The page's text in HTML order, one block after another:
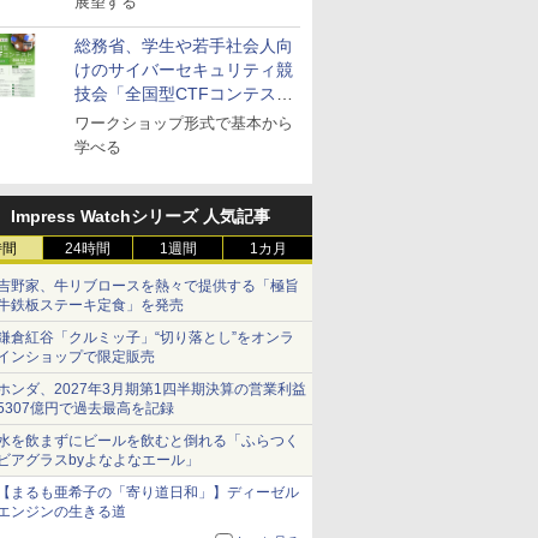
総務省、学生や若手社会人向
けのサイバーセキュリティ競
技会「全国型CTFコンテス
ト」を10月に開催、参加受付
中
ワークショップ形式で基本から
学べる
Impress Watchシリーズ 人気記事
24時間 1週間 1カ月
野家、牛リブロースを熱々で提供する「極旨
鉄板ステーキ定食」を発売
倉紅谷「クルミッ子」“切り落とし”をオンラ
ンショップで限定販売
ンダ、2027年3月期第1四半期決算の営業利益
億円で過去最高を記録
を飲まずにビールを飲むと倒れる「ふらつく
アグラスbyよなよなエール」
まるも亜希子の「寄り道日和」】ディーゼル
ンジンの生きる道